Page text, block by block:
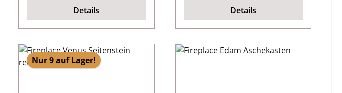
Details Details
Nur 9 auf Lager!